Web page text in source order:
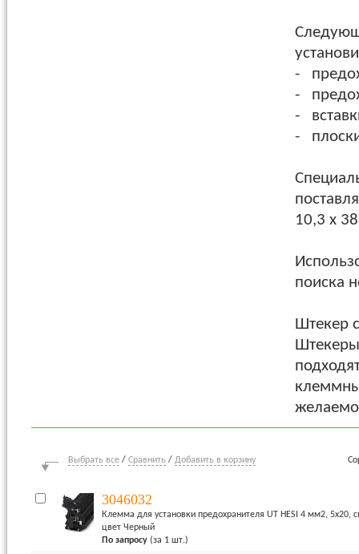
-
-
-
-
10,3 x
поиска
Штекер
Выбрать все / Сравнить / Добавить в корзину
3046032
Клемма для установки предохранителя UT HESI 4 мм2, 5x20,
цвет Черный
По запросу (за 1 шт.)